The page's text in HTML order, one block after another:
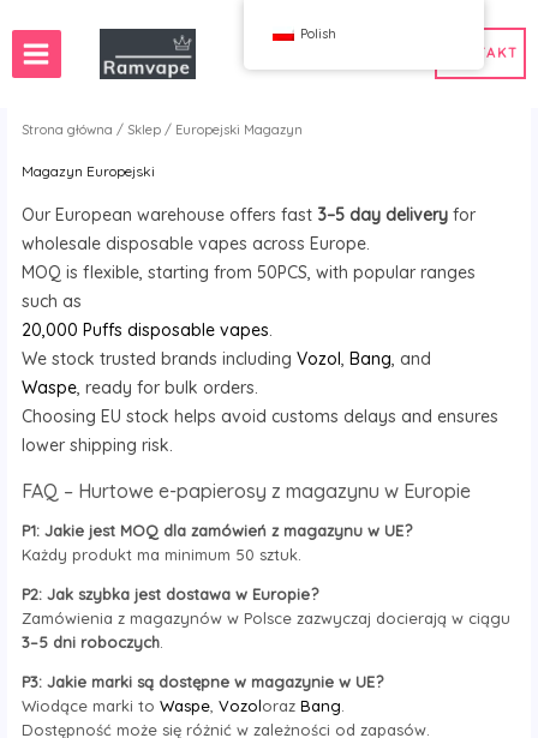
treści
KONTAKT
Strona główna /Sklep / Europejski Magazyn
Magazyn Europejski
Our European warehouse offers fast 3–5 day delivery for
wholesale disposable vapes across Europe.
MOQ is flexible, starting from 50PCS, with popular ranges
such as
20,000 Puffs disposable vapes.
We stock trusted brands includingVozol, Bang, and
Waspe, ready for bulk orders.
Choosing EU stock helps avoid customs delays and ensures
lower shipping risk.
FAQ – Hurtowe e-papierosy z magazynu w Europie
P1: Jakie jest MOQ dla zamówień z magazynu w UE?
Każdy produkt ma minimum 50 sztuk.
P2: Jak szybka jest dostawa w Europie?
Zamówienia z magazynów w Polsce zazwyczaj docierają w ciągu
3–5 dni roboczych.
P3: Jakie marki są dostępne w magazynie w UE?
Wiodące marki toWaspe,VozolorazBang.
Dostępność może się różnić w zależności od zapasów.
Hurtownia VapePolska Hurtownia Vape
Bang
FIHP
BAR
HIFANCY
OKSO
UZY
Vozol
Polish